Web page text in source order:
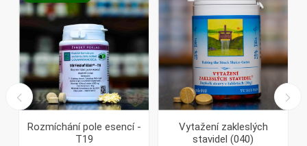
Rozmíchání pole esencí -
T19
Vytažení zakleslých
stavidel (040)